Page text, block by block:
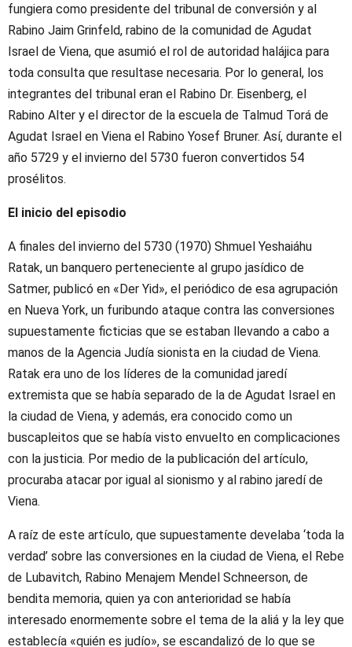
fungiera como presidente del tribunal de conversión y al
Rabino Jaim Grinfeld, rabino de la comunidad de Agudat
Israel de Viena, que asumió el rol de autoridad halájica para
toda consulta que resultase necesaria. Por lo general, los
integrantes del tribunal eran el Rabino Dr. Eisenberg, el
Rabino Alter y el director de la escuela de Talmud Torá de
Agudat Israel en Viena el Rabino Yosef Bruner. Así, durante el
año 5729 y el invierno del 5730 fueron convertidos 54
prosélitos.
El inicio del episodio
A finales del invierno del 5730 (1970) Shmuel Yeshaiáhu
Ratak, un banquero perteneciente al grupo jasídico de
Satmer, publicó en «Der Yid», el periódico de esa agrupación
en Nueva York, un furibundo ataque contra las conversiones
supuestamente ficticias que se estaban llevando a cabo a
manos de la Agencia Judía sionista en la ciudad de Viena.
Ratak era uno de los líderes de la comunidad jaredí
extremista que se había separado de la de Agudat Israel en
la ciudad de Viena, y además, era conocido como un
buscapleitos que se había visto envuelto en complicaciones
con la justicia. Por medio de la publicación del artículo,
procuraba atacar por igual al sionismo y al rabino jaredí de
Viena.
A raíz de este artículo, que supuestamente develaba ‘toda la
verdad’ sobre las conversiones en la ciudad de Viena, el Rebe
de Lubavitch, Rabino Menajem Mendel Schneerson, de
bendita memoria, quien ya con anterioridad se había
interesado enormemente sobre el tema de la aliá y la ley que
establecía «quién es judío», se escandalizó de lo que se